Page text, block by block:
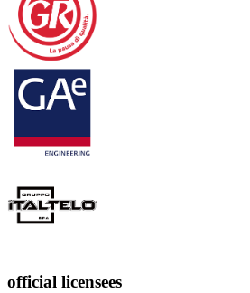
official licensees